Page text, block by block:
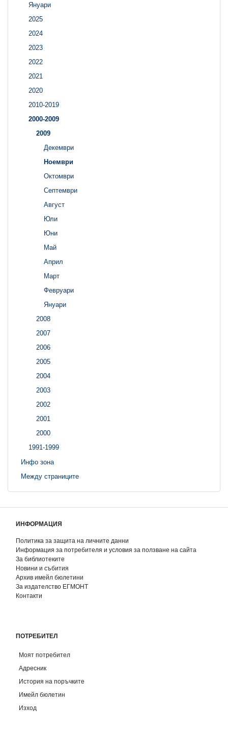
Януари
2025
2024
2023
2022
2021
2020
2010-2019
2000-2009
2009
Декември
Ноември
Октомври
Септември
Август
Юли
Юни
Май
Април
Март
Февруари
Януари
2008
2007
2006
2005
2004
2003
2002
2001
2000
1991-1999
Инфо зона
Между страниците
ИНФОРМАЦИЯ
Политика за защита на личните данни
Информация за потребителя и условия за ползване на сайта
За библиотеките
Новини и събития
Архив имейл бюлетини
За издателство ЕГМОНТ
Контакти
ПОТРЕБИТЕЛ
Моят потребител
Адресник
История на поръчките
Имейл бюлетин
Изход